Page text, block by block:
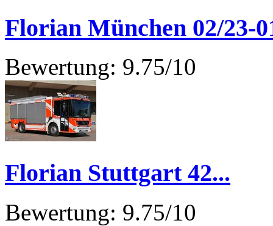
Florian München 02/23-
Bewertung: 9.75/10
Florian Stuttgart 42...
Bewertung: 9.75/10